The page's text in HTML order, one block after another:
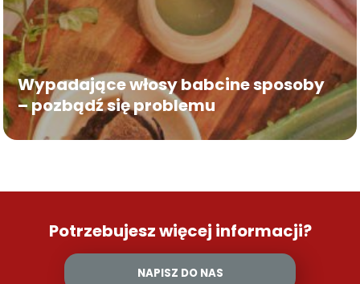
Wypadające włosy babcine sposoby
– pozbądź się problemu
Potrzebujesz więcej informacji?
NAPISZ DO NAS